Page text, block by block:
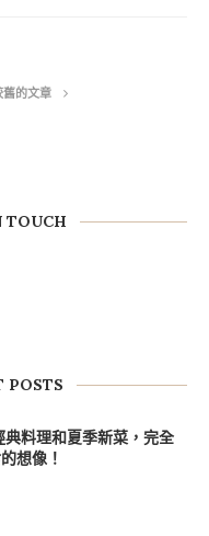
舊的文章
TOUCH
POSTS
典料理和夏季新菜，完全
想像！